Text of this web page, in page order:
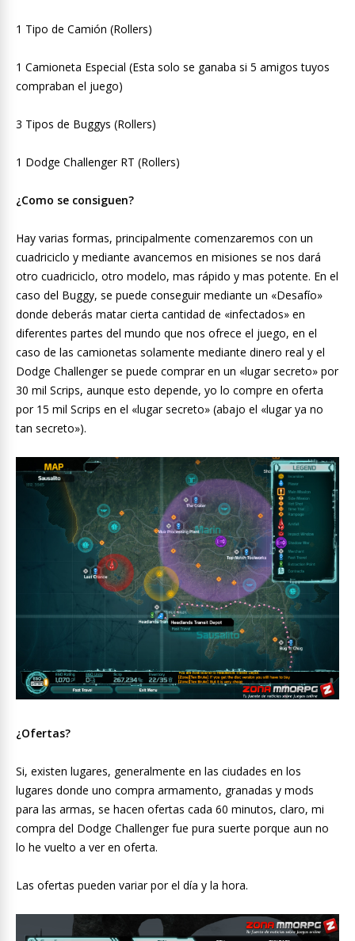
1 Tipo de Camión (Rollers)
1 Camioneta Especial (Esta solo se ganaba si 5 amigos tuyos
compraban el juego)
3 Tipos de Buggys (Rollers)
1 Dodge Challenger RT (Rollers)
¿Como se consiguen?
Hay varias formas, principalmente comenzaremos con un
cuadriciclo y mediante avancemos en misiones se nos dará
otro cuadriciclo, otro modelo, mas rápido y mas potente. En el
caso del Buggy, se puede conseguir mediante un «Desafío»
donde deberás matar cierta cantidad de «infectados» en
diferentes partes del mundo que nos ofrece el juego, en el
caso de las camionetas solamente mediante dinero real y el
Dodge Challenger se puede comprar en un «lugar secreto» por
30 mil Scrips, aunque esto depende, yo lo compre en oferta
por 15 mil Scrips en el «lugar secreto» (abajo el «lugar ya no
tan secreto»).
¿Ofertas?
Si, existen lugares, generalmente en las ciudades en los
lugares donde uno compra armamento, granadas y mods
para las armas, se hacen ofertas cada 60 minutos, claro, mi
compra del Dodge Challenger fue pura suerte porque aun no
lo he vuelto a ver en oferta.
Las ofertas pueden variar por el día y la hora.